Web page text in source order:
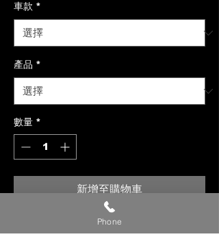
車款 *
產品 *
數量 *
新增至購物車
Phone